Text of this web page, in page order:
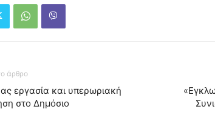
άρθρο
εργασία και υπερωριακή
στο Δημόσιο